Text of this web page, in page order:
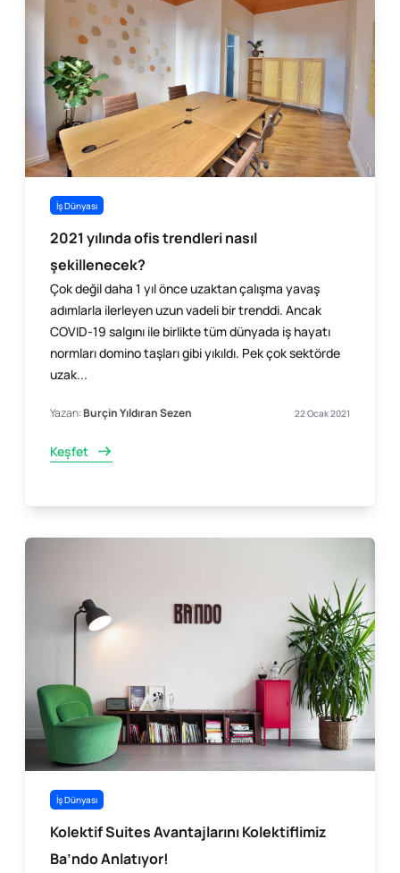
İş Dünyası
2021 yılında ofis trendleri nasıl
şekillenecek?
Çok değil daha 1 yıl önce uzaktan çalışma yavaş
adımlarla ilerleyen uzun vadeli bir trenddi. Ancak
COVID-19 salgını ile birlikte tüm dünyada iş hayatı
normları domino taşları gibi yıkıldı. Pek çok sektörde
uzak...
Yazan:Burçin Yıldıran Sezen 22 Ocak 2021
Keşfet
İş Dünyası
Kolektif Suites Avantajlarını Kolektiflimiz
Ba’ndo Anlatıyor!